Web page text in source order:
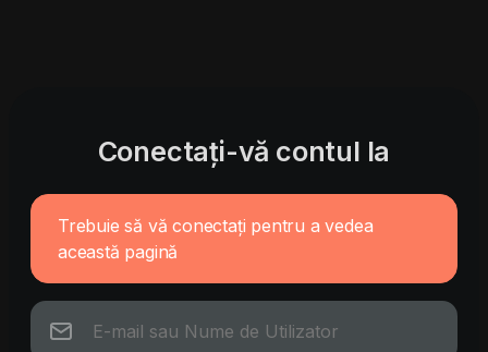
Conectați-vă contul la
Trebuie să vă conectați pentru a vedea
această pagină